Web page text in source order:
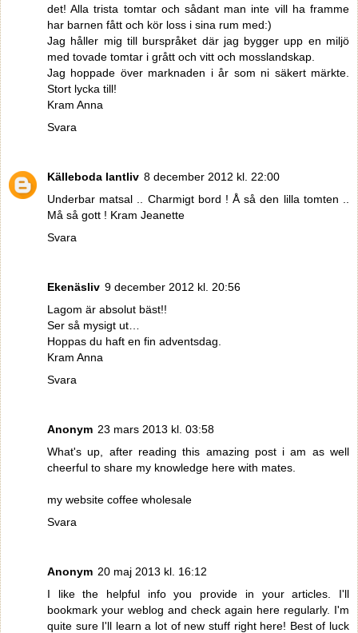
det! Alla trista tomtar och sådant man inte vill ha framme
har barnen fått och kör loss i sina rum med:)
Jag håller mig till burspråket där jag bygger upp en miljö
med tovade tomtar i grått och vitt och mosslandskap.
Jag hoppade över marknaden i år som ni säkert märkte.
Stort lycka till!
Kram Anna
Svara
Källeboda lantliv 8 december 2012 kl. 22:00
Underbar matsal .. Charmigt bord ! Å så den lilla tomten ..
Må så gott ! Kram Jeanette
Svara
Ekenäsliv 9 december 2012 kl. 20:56
Lagom är absolut bäst!!
Ser så mysigt ut…
Hoppas du haft en fin adventsdag.
Kram Anna
Svara
Anonym 23 mars 2013 kl. 03:58
What's up, after reading this amazing post i am as well
cheerful to share my knowledge here with mates.
my website coffee wholesale
Svara
Anonym 20 maj 2013 kl. 16:12
I like the helpful info you provide in your articles. I'll
bookmark your weblog and check again here regularly. I'm
quite sure I'll learn a lot of new stuff right here! Best of luck